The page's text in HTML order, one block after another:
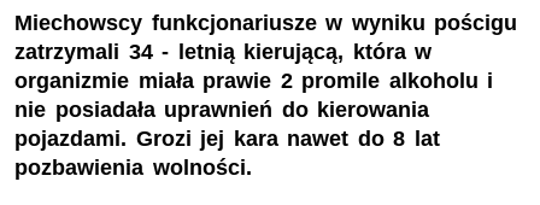
Miechowscy funkcjonariusze w wyniku pościgu
zatrzymali 34 - letnią kierującą, która w
organizmie miała prawie 2 promile alkoholu i
nie posiadała uprawnień do kierowania
pojazdami. Grozi jej kara nawet do 8 lat
pozbawienia wolności.